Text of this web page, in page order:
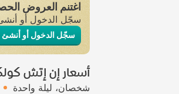
اغتنم العروض
سجّل الدخول أو
سجّل الدخول أو أنشئ
أسعار إن إتش
شخصان ليلة واحدة